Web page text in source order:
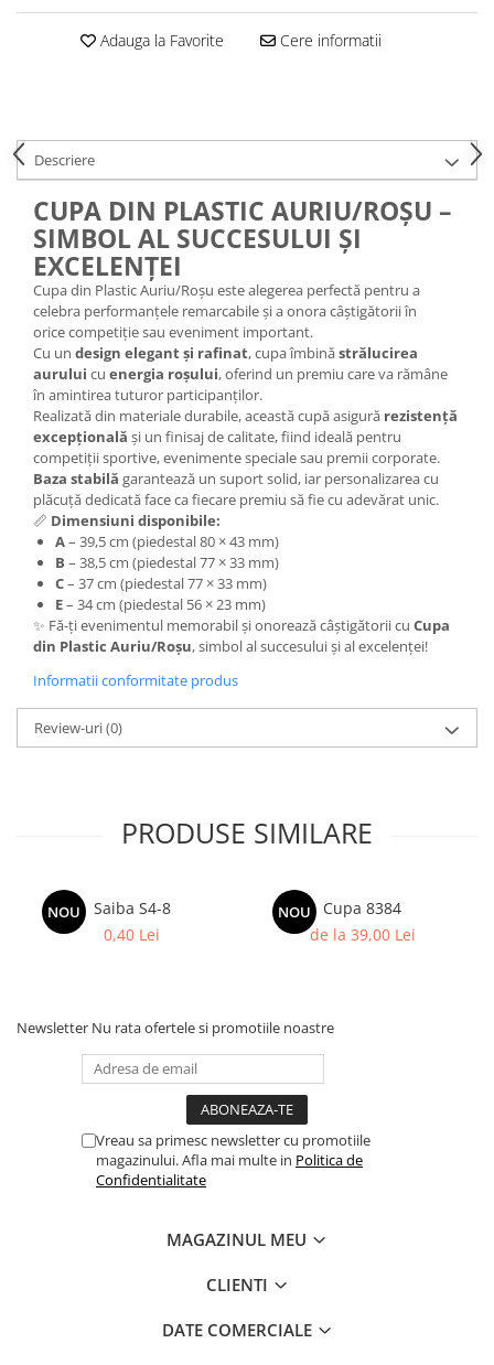
Trofee Lemn
Trofee Rasina
Trofee Metalice
Trofee Sticla
Accesorii Trofee
Personalizari Trofee
Cutii de Prezentare , Mape
Trofeu Plastic
Figurine
Figurine Rasina
Figurine Plastic
Accesorii Figurine
OUTLET
Cupe Outlet
Medalii Outlet
Trofee Outlet
Figurine Outlet
Personalizari
Produse Personalizate
Pompieri
Adauga la Favorite Cere informatii
Descriere
CUPA DIN PLASTIC AURIU/ROȘU –
SIMBOL AL SUCCESULUI ȘI
EXCELENȚEI
Cupa din Plastic Auriu/Roșu este alegerea perfectă pentru a
celebra performanțele remarcabile și a onora câștigătorii în
orice competiție sau eveniment important.
Cu un design elegant și rafinat, cupa îmbinăstrălucirea
aurului cu energia roșului, oferind un premiu care va rămâne
în amintirea tuturor participanților.
Realizată din materiale durabile, această cupă asigură rezistență
excepțională și un finisaj de calitate, fiind ideală pentru
competiții sportive, evenimente speciale sau premii corporate.
Baza stabilă garantează un suport solid, iar personalizarea cu
plăcuță dedicată face ca fiecare premiu să fie cu adevărat unic.
📏 Dimensiuni disponibile:
A– 39,5 cm (piedestal 80 × 43 mm)
B – 38,5 cm (piedestal 77 × 33 mm)
C– 37 cm (piedestal 77 × 33 mm)
E– 34 cm (piedestal 56 × 23 mm)
✨ Fă-ți evenimentul memorabil și onorează câștigătorii cu Cupa
din Plastic Auriu/Roșu, simbol al succesului și al excelenței!
Informatii conformitate produs
Review-uri(0)
PRODUSE SIMILARE
NOU
Saiba S4-8
0,40 Lei
NOU
Cupa 8384
de la 39,00 Lei
Newsletter Nu rata ofertele si promotiile noastre
Vreau sa primesc newsletter cu promotiile
magazinului. Afla mai multe in Politica de
Confidentialitate
MAGAZINUL MEU
CLIENTI
DATE COMERCIALE